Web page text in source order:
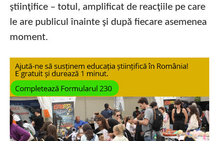
ştiinţifice – totul, amplificat de reacţiile pe care
le are publicul înainte şi după fiecare asemenea
moment.